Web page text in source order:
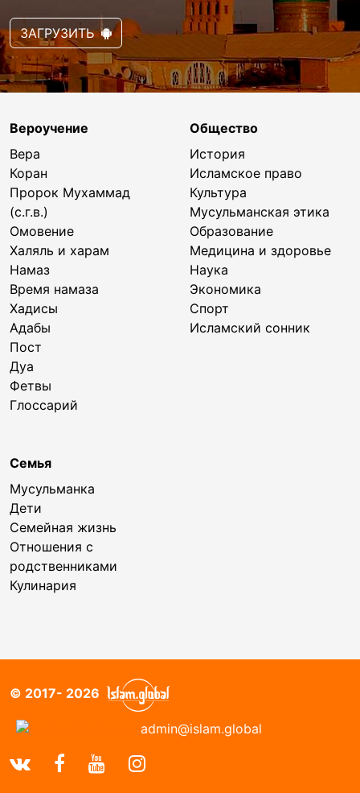
ЗАГРУЗИТЬ
Вероучение
Вера
Коран
Пророк Мухаммад
(с.г.в.)
Омовение
Халяль и харам
Намаз
Время намаза
Хадисы
Адабы
Пост
Дуа
Фетвы
Глоссарий
Общество
История
Исламское право
Культура
Мусульманская этика
Образование
Медицина и здоровье
Наука
Экономика
Спорт
Исламский сонник
Семья
Мусульманка
Дети
Семейная жизнь
Отношения с
родственниками
Кулинария
© 2017- 2026
admin@islam.global